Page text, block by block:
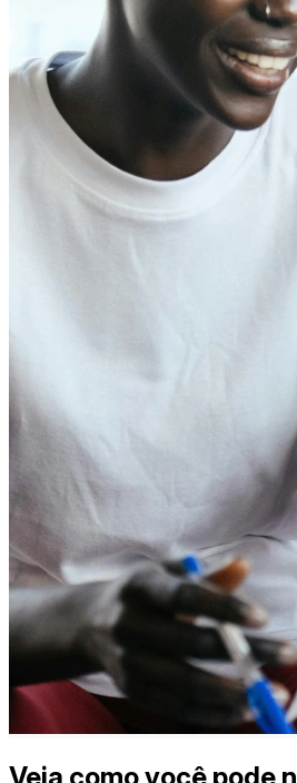
ferramentas que você usa todos
Receber pagamentos
Receba pagamentos
horário for reservado.
Segurança
Mantenha seus dados seguros
Tecnologia
Sem fins lucrativos
Estudos de caso
Central de ajuda
Fale com vendas
Preços
Instituto do Tempo
Entrar
Crie um Doodle